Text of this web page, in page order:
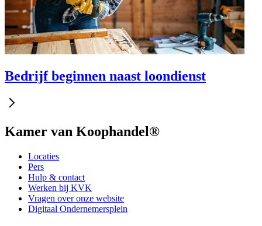
Bedrijf beginnen naast loondienst
Kamer van Koophandel®
Locaties
Pers
Hulp & contact
Werken bij KVK
Vragen over onze website
Digitaal Ondernemersplein